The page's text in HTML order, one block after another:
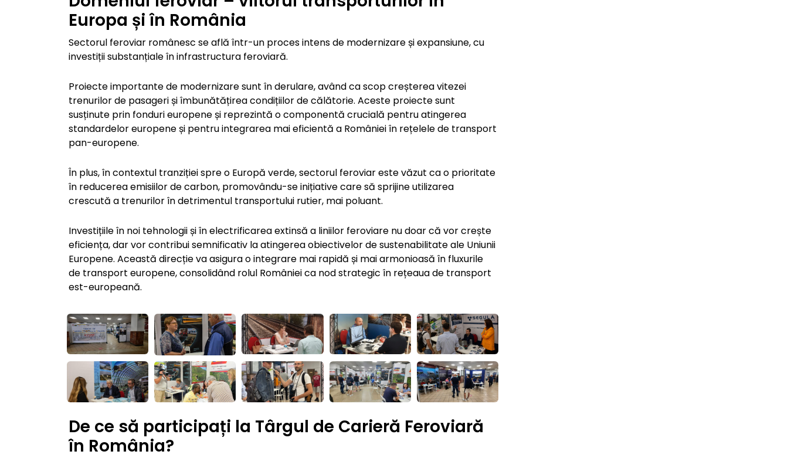
Europa și în România
Sectorul feroviar românesc se află într-un proces intens de modernizare și expansiune, cu
investiții substanțiale în infrastructura feroviară.
Proiecte importante de modernizare sunt în derulare, având ca scop creșterea vitezei
trenurilor de pasageri și îmbunătățirea condițiilor de călătorie. Aceste proiecte sunt
susținute prin fonduri europene și reprezintă o componentă crucială pentru atingerea
standardelor europene și pentru integrarea mai eficientă a României în rețelele de transport
pan-europene.
În plus, în contextul tranziției spre o Europă verde, sectorul feroviar este văzut ca o prioritate
în reducerea emisiilor de carbon, promovându-se inițiative care să sprijine utilizarea
crescută a trenurilor în detrimentul transportului rutier, mai poluant.
Investițiile în noi tehnologii și în electrificarea extinsă a liniilor feroviare nu doar că vor crește
eficiența, dar vor contribui semnificativ la atingerea obiectivelor de sustenabilitate ale Uniunii
Europene. Această direcție va asigura o integrare mai rapidă și mai armonioasă în fluxurile
de transport europene, consolidând rolul României ca nod strategic în rețeaua de transport
est-europeană.
De ce să participați la Târgul de Carieră Feroviară
în România?